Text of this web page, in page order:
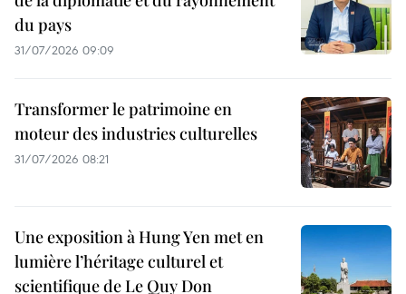
du pays
31/07/2026 09:09
Transformer le patrimoine en
moteur des industries culturelles
31/07/2026 08:21
Une exposition à Hung Yen met en
lumière l’héritage culturel et
scientifique de Le Quy Don